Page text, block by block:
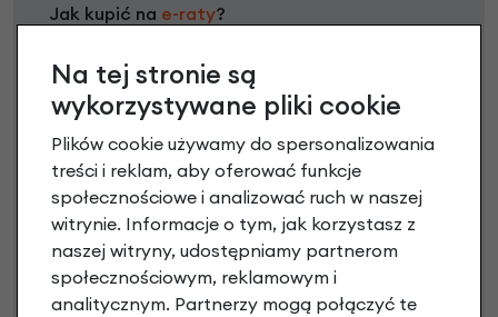
Jak kupić na e-raty?
Raty 0%
1,00 zł - 5000,00 zł / do 10 rat 0%
od 5001,00 zł / do 20 rat 0%
Na tej stronie są
wykorzystywane pliki cookie
Plików cookie używamy do spersonalizowania
treści i reklam, aby oferować funkcje
społecznościowe i analizować ruch w naszej
witrynie. Informacje o tym, jak korzystasz z
naszej witryny, udostępniamy partnerom
społecznościowym, reklamowym i
analitycznym. Partnerzy mogą połączyć te